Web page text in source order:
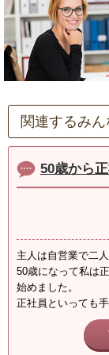
関連するみん
50歳から
主人は自営業で二
50歳になって私は
始めました。
正社員といっても